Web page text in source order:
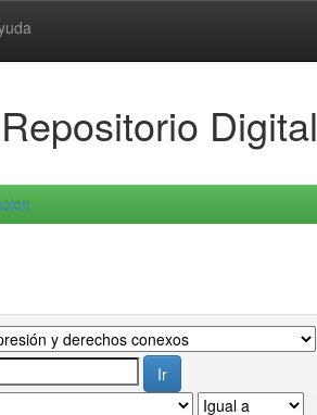
Repositorio Digital